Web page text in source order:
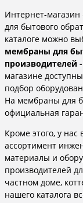
Интернет-магазин
для бытового
каталоге можно
мембраны для
производителей
магазине
подбор
На мембраны для
официальная
Кроме этого, у
ассортимент
материалы и
производителей
частном доме,
нашего каталога